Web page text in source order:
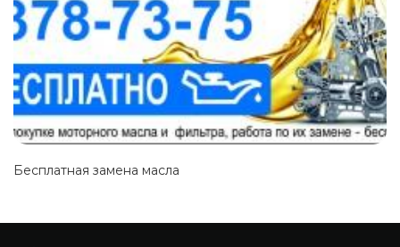
Бесплатная замена масла